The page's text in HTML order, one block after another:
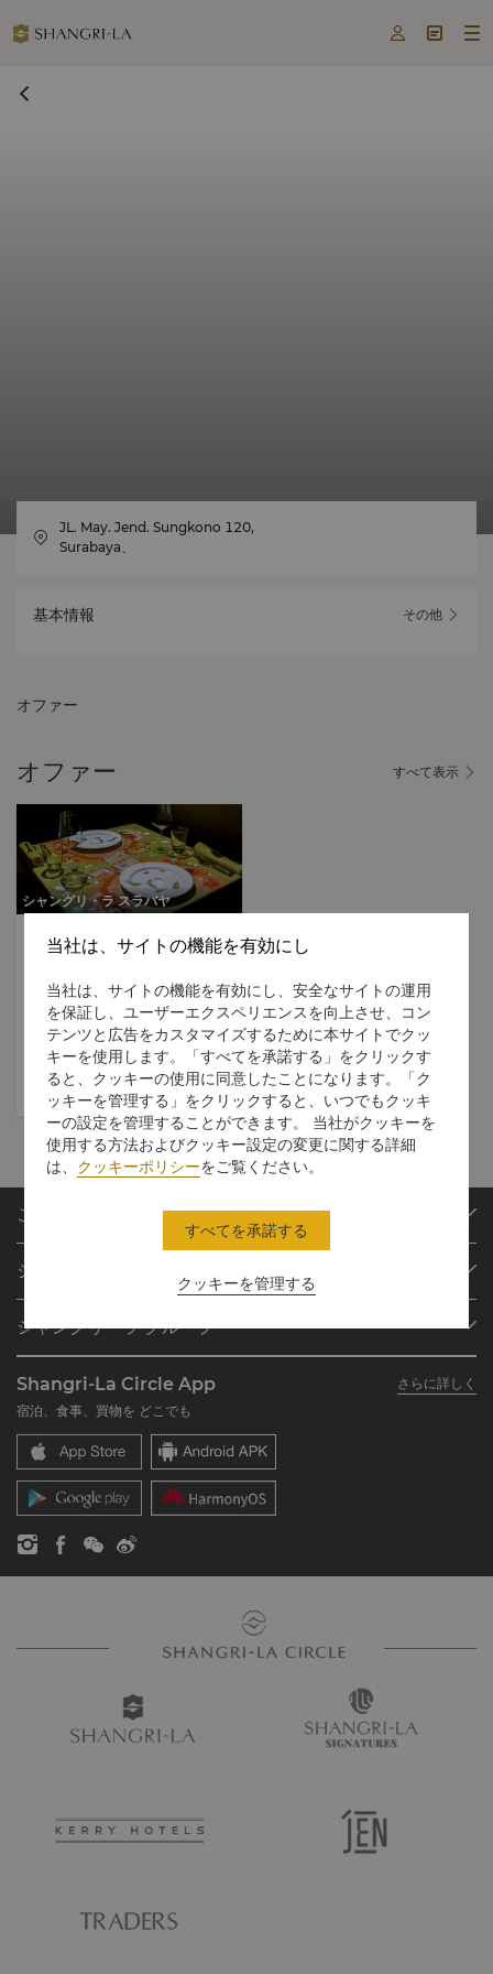
  
JL. May. Jend. Sungkono 120,
Surabaya、
基本情報 その他
オファー
オファー すべて表示
シャングリ・ラ スラバヤ
2026年08月05日
- 2026年12月
31日
ジャムーのシーフードナイト
ご予約
ご予約の検索
レストラン＆バー
シャングリ・ラ サークル
シャングリ・ラ サークルに入会
よくあるお問合せや質問
SLCに関するお問い合わせ
シャングリ・ラ グループ
シャングリ・ラ ブランド
シャングリ・ラ センター
レジデンス
お問い合わせ
採用情報
企業の社会的責任
ニュース
Shangri-La Circle App
さらに詳しく
宿泊、食事、買物を どこでも
当社は、サイトの機能を有効にし
当社は、サイトの機能を有効にし、安全なサイトの運用
を保証し、ユーザーエクスペリエンスを向上させ、コン
テンツと広告をカスタマイズするために本サイトでクッ
キーを使用します。「すべてを承諾する」をクリックす
ると、クッキーの使用に同意したことになります。「ク
ッキーを管理する」をクリックすると、いつでもクッキ
ーの設定を管理することができます。 当社がクッキーを
使用する方法およびクッキー設定の変更に関する詳細
は、 クッキーポリシーをご覧ください。
クッキーを管理する
すべてを承諾する